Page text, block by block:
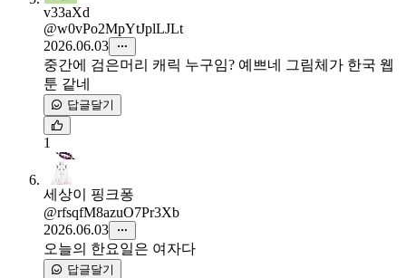
v33aXd
@w0vPo2MpYtJplLJLt
2026.06.03
중간에 검은머리 캐릭 누구임? 예쁘네 그림체가 한국 웹
툰 같네
답글달기
1
세상이 핑크퐁
@rfsqfM8azuO7Pr3Xb
2026.06.03
오늘의 한요일은 여자다
답글달기